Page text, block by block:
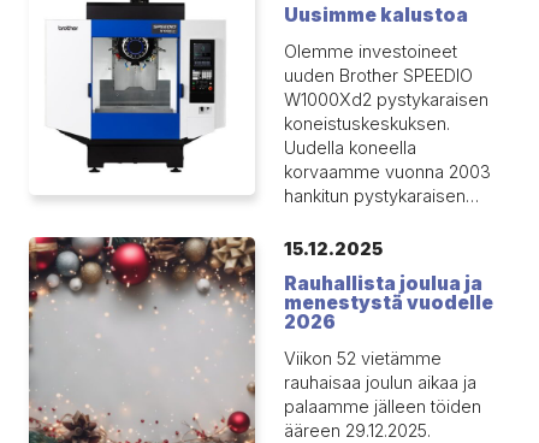
Uusimme kalustoa
Olemme investoineet
uuden Brother SPEEDIO
W1000Xd2 pystykaraisen
koneistuskeskuksen.
Uudella koneella
korvaamme vuonna 2003
hankitun pystykaraisen…
15.12.2025
Rauhallista joulua ja
menestystä vuodelle
2026
Viikon 52 vietämme
rauhaisaa joulun aikaa ja
palaamme jälleen töiden
ääreen 29.12.2025.